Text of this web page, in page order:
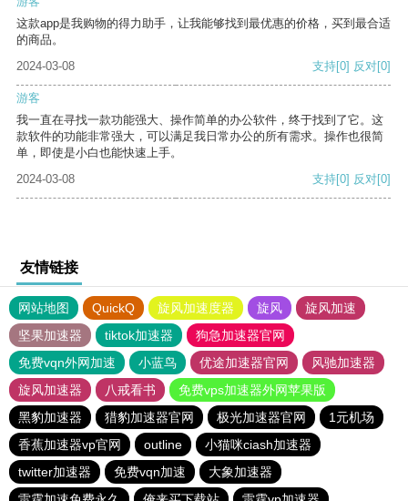
这款app是我购物的得力助手，让我能够找到最优惠的价格，买到最合适
的商品。
2024-03-08
支持[0] 反对[0]
游客
我一直在寻找一款功能强大、操作简单的办公软件，终于找到了它。这
款软件的功能非常强大，可以满足我日常办公的所有需求。操作也很简
单，即使是小白也能快速上手。
2024-03-08
支持[0] 反对[0]
友情链接
网站地图 QuickQ 旋风加速度器 旋风
旋风加速
坚果加速器
tiktok加速器
狗急加速器官网
免费vqn外网加速
小蓝鸟 优途加速器官网
风驰加速器
旋风加速器
八戒看书
免费vps加速器外网苹果版
黑豹加速器
猎豹加速器官网 极光加速器官网
1元机场
香蕉加速器vp官网
outline
小猫咪ciash加速器
twitter加速器
免费vqn加速
大象加速器